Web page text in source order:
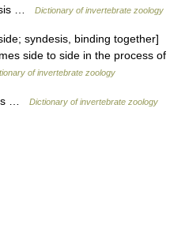
… Dictionary of invertebrate zoology
syndesis, binding together]
side to side in the process of
of invertebrate zoology
… Dictionary of invertebrate zoology